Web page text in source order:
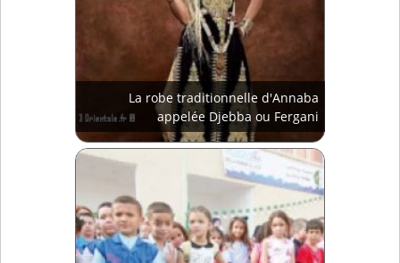
La robe traditionnelle d'Annaba
appelée Djebba ou Fergani